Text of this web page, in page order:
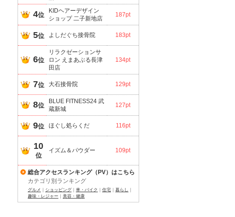
4位
KIDヘアーデザイン
ショップ 二子新地店
187pt
5位 よしだぐち接骨院 183pt
6位
リラクゼーションサ
ロン えまあぶる長津
田店
134pt
7位 大石接骨院 129pt
8位
BLUE FITNESS24 武
蔵新城
127pt
9位 ほぐし処らくだ 116pt
10
位
イズム＆パウダー 109pt
総合アクセスランキング（PV）はこちら
カテゴリ別ランキング
グルメ ショッピング 車・バイク 住宅 暮らし
趣味・レジャー
美容・健康